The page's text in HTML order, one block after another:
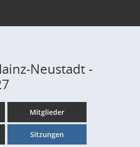
Neustadt -
Mitglieder
Sitzungen